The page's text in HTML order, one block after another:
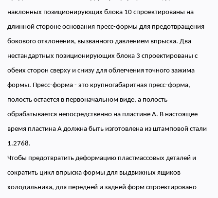
наклонных позиционирующих блока 10 спроектированы на
длинной стороне основания пресс-формы для предотвращения
бокового отклонения, вызванного давлением впрыска. Два
нестандартных позиционирующих блока 3 спроектированы с
обеих сторон сверху и снизу для облегчения точного зажима
формы. Пресс-форма - это крупногабаритная пресс-форма,
полость остается в первоначальном виде, а полость
обрабатывается непосредственно на пластине А. В настоящее
время пластина A должна быть изготовлена ​​из штамповой стали
1.2768.
Чтобы предотвратить деформацию пластмассовых деталей и
сократить цикл впрыска формы для выдвижных ящиков
холодильника, для передней и задней форм спроектировано